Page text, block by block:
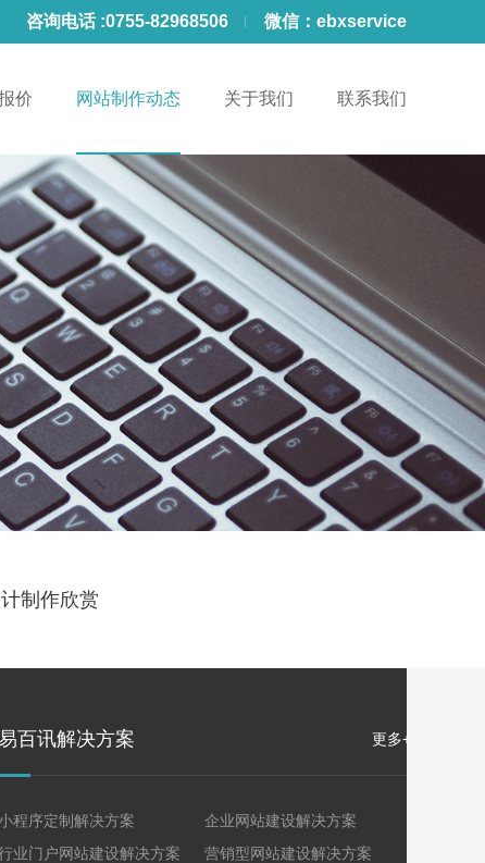
咨询电话 :0755-82968506 微信： ebxservice
价 网站制作动态 关于我们 联系我们
制作欣赏
百讯解决方案 更多+
程序定制解决方案
企业网站建设解决方案
业门户网站建设解决方案
营销型网站建设解决方案